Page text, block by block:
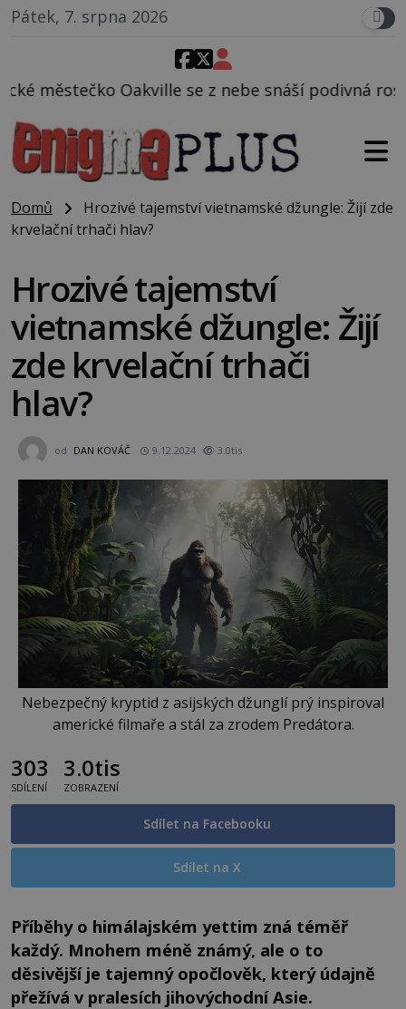
Pátek, 7. srpna 2026
se z nebe snáší podivná rosolovitá látka
Domů
Hrozivé tajemství vietnamské džungle: Žijí zde
krvelační trhači hlav?
Hrozivé tajemství
vietnamské džungle: Žijí
zde krvelační trhači
hlav?
od DAN KOVÁČ 9.12.2024 3.0tis
Nebezpečný kryptid z asijských džunglí prý inspiroval
americké filmaře a stál za zrodem Predátora.
303
SDÍLENÍ
3.0tis
ZOBRAZENÍ
Sdílet na Facebooku
Sdílet na X
Příběhy o himálajském yettim zná téměř
každý. Mnohem méně známý, ale o to
děsivější je tajemný opočlověk, který údajně
přežívá v pralesích jihovýchodní Asie.